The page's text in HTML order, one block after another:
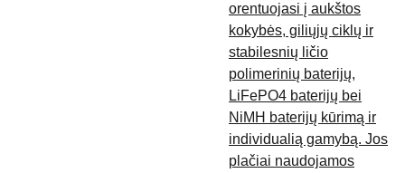
orentuojasi į aukštos
kokybės, giliųjų ciklų ir
stabilesnių ličio
polimerinių baterijų,
LiFePO4 baterijų bei
NiMH baterijų kūrimą ir
individualią gamybą. Jos
plačiai naudojamos